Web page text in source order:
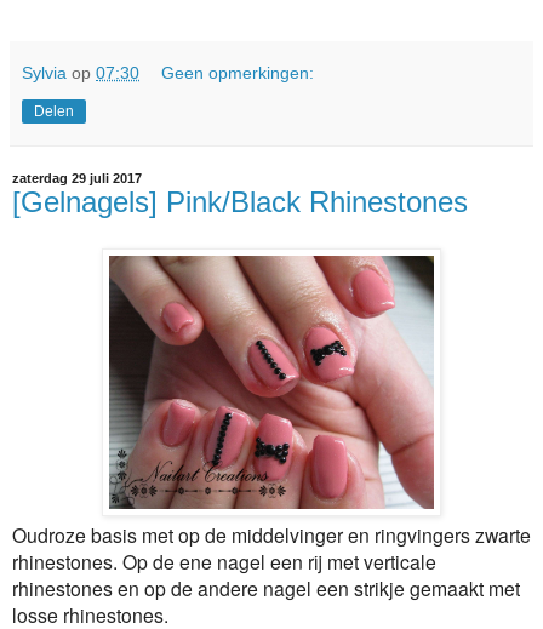
Sylvia op 07:30 Geen opmerkingen:
Delen
zaterdag 29 juli 2017
[Gelnagels] Pink/Black Rhinestones
Oudroze basis met op de middelvinger en ringvingers zwarte
rhinestones. Op de ene nagel een rij met verticale
rhinestones en op de andere nagel een strikje gemaakt met
losse rhinestones.